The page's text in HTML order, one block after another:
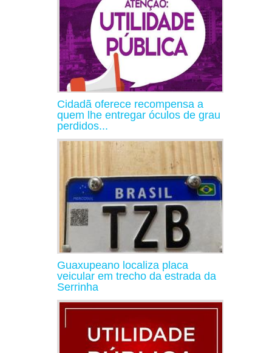
Cidadã oferece recompensa a
quem lhe entregar óculos de grau
perdidos...
Guaxupeano localiza placa
veicular em trecho da estrada da
Serrinha